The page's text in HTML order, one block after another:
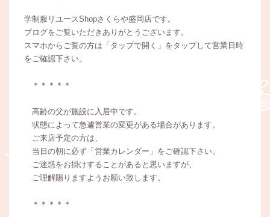
学制服リユースShopさくらや盛岡店です。
ブログをご覧いただきありがとうございます。
スマホからご覧の方は「タップで開く」をタップして営業日時
をご確認下さい。
＊＊＊＊＊
高齢の父が施設に入居中です。
状態によって急遽営業の変更がある場合があります。
ご来店予定の方は、
当日の朝に必ず「営業カレンダー」をご確認下さい。
ご迷惑をお掛けすることがあると思いますが、
ご理解賜りますようお願い致します。
＊＊＊＊＊